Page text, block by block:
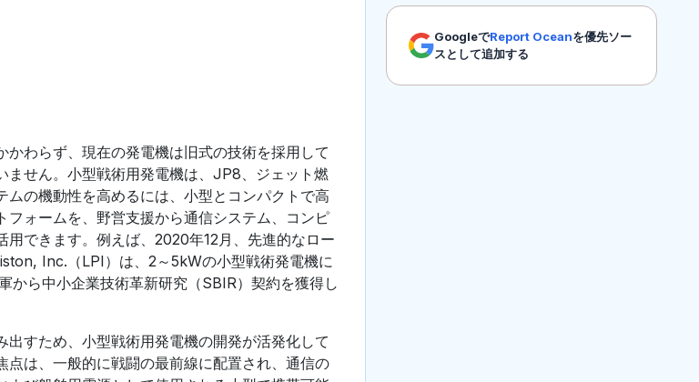
わらず、現在の発電機は旧式の技術を採用して
ません。小型戦術用発電機は、JP8、ジェット燃
の機動性を高めるには、小型とコンパクトで高
ォームを、野営支援から通信システム、コンピ
できます。例えば、2020年12月、先進的なロー
Inc.（LPI）は、2～5kWの小型戦術発電機に
から中小企業技術革新研究（SBIR）契約を獲得し
すため、小型戦術用発電機の開発が活発化して
は、一般的に戦闘の最前線に配置され、通信の
GoogleでReport Oceanを優先ソー
スとして追加する